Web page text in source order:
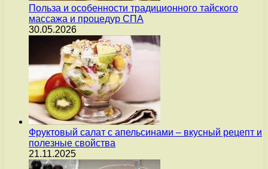
Польза и особенности традиционного тайского
массажа и процедур СПА
30.05.2026
Фруктовый салат с апельсинами – вкусный рецепт и
полезные свойства
21.11.2025